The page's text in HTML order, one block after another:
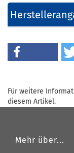
Für weitere
diesem Artikel.
Mehr über...